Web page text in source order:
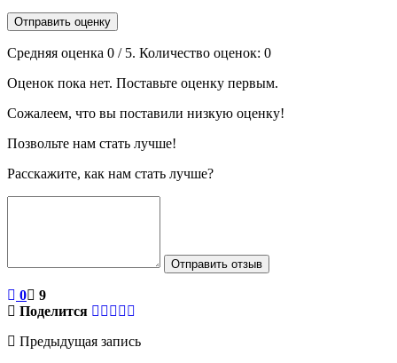
Отправить оценку
Средняя оценка 0 / 5. Количество оценок: 0
Оценок пока нет. Поставьте оценку первым.
Сожалеем, что вы поставили низкую оценку!
Позвольте нам стать лучше!
Расскажите, как нам стать лучше?
Отправить отзыв
0
9
Поделится
Предыдущая запись